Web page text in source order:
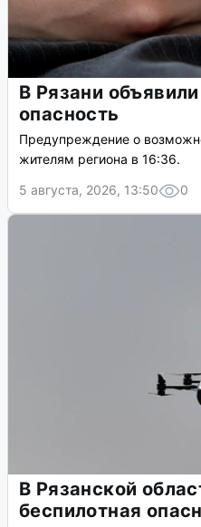
В Рязани
опасность
Предупреждение о
жителям региона в 16:36.
5 августа, 2026, 13:50
0
В Рязанской
беспилотная